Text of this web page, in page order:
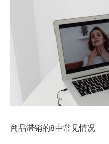
商品滞销的8中常见情况